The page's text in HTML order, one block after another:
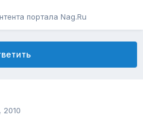
портала Nag.Ru
2010